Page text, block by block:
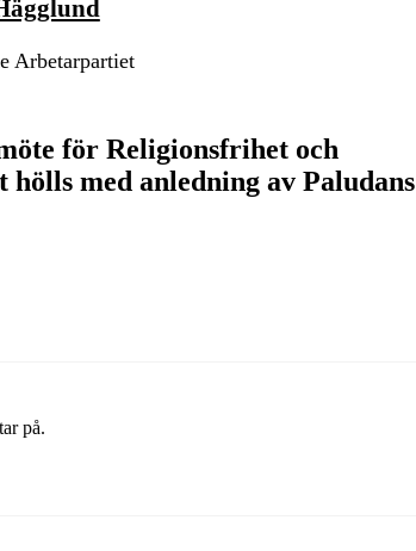
Arbetarpartiet
för Religionsfrihet och
med anledning av Paludans
på.